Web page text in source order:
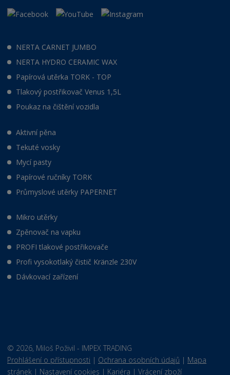
NERTA CARNET JUMBO
NERTA HYDRO CERAMIC WAX
Papírová utěrka TORK - TOP
Tlakový postřikovač Venus 1,5L
Poukaz na čištění vozidla
Aktivní pěna
Tekuté vosky
Mycí pasty
Papírové ručníky TORK
Průmyslové utěrky PAPERNET
Mikro utěrky
Zpěnovač na vapku
PROFI tlakové postřikovače
Profi vysokotlaký čistič Kränzle 230V
Dávkovací zařízení
© 2026, Miloš Poživil - IMPEX TRADING
Prohlášení o přístupnosti | Ochrana osobních údajů | Mapa
stránek | Nastavení cookies | Kariéra |Vrácení zboží